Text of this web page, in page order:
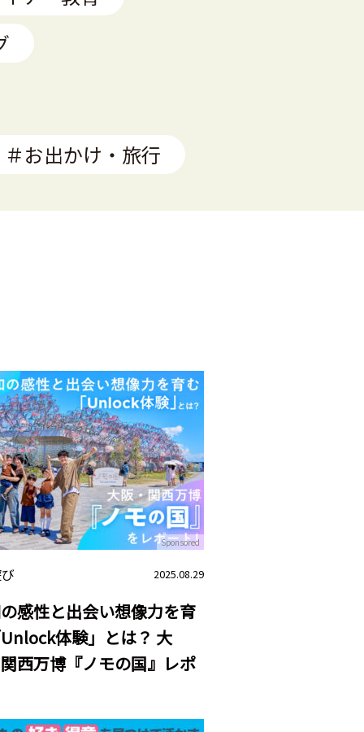
＃お出かけ・旅行
2025.08.29
感性と出会い想像力を育
体験」とは？ 大
西万博『ノモの国』レポ
Sponsored